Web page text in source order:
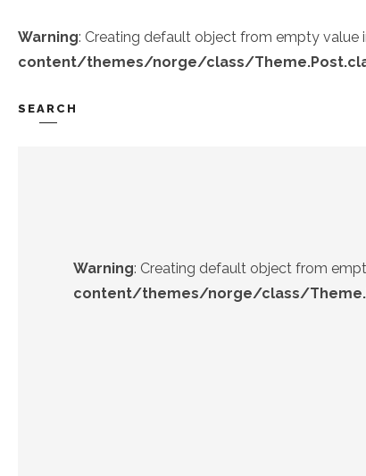
Warning: Creating default object from empty value
content/themes/norge/class/
SEARCH
Warning: Creating default object from
content/themes/norge/class/